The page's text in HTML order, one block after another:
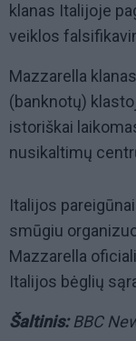
klanas Italijoje
veiklos
Mazzarella
(banknotų)
istoriškai
nusikaltimų
Italijos
smūgiu
Mazzarella
Italijos bėglių
Šaltinis:BBC